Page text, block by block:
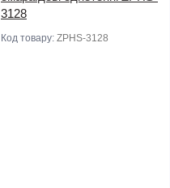
3128
Код товару: ZPHS-3128